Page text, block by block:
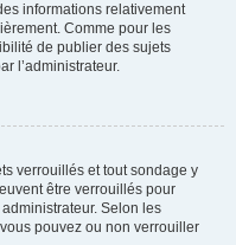
informations relativement
Comme pour les
de publier des sujets
l’administrateur.
verrouillés et tout sondage y
être verrouillés pour
Selon les
pouvez ou non verrouiller